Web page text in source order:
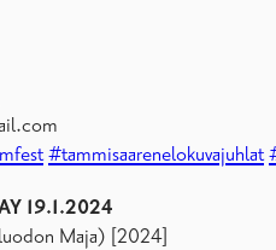
#tammisaarenelokuvajuhlat
19.1.2024
Maja) [2024]